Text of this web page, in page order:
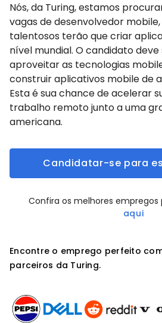
Nós, da Turing, estamos
vagas de desenvolvedor
talentosos terão que criar
nível mundial. O candidato
aproveitar as tecnologias
construir aplicativos mobile de
Esta é sua chance de acelerar
trabalho remoto junto a uma
americana.
Candidatar-se para
Confira os melhores empregos
aqui
Encontre o emprego perfeito
parceiros da Turing.